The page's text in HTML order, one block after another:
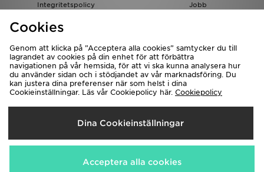
Integritetspolicy
Jobb
JD-bloggen
Levererar Till
Sverige
Vi accepterar följande betalningssätt
Cookies
Genom att klicka på ”Acceptera alla cookies” samtycker du till
lagrandet av cookies på din enhet för att förbättra
navigationen på vår hemsida, för att vi ska kunna analysera hur
du använder sidan och i stödjandet av vår marknadsföring. Du
kan justera dina preferenser när som helst i dina
Cookieinställningar. Läs vår Cookiepolicy här. Cookiepolicy
Dina Cookieinställningar
Acceptera alla cookies